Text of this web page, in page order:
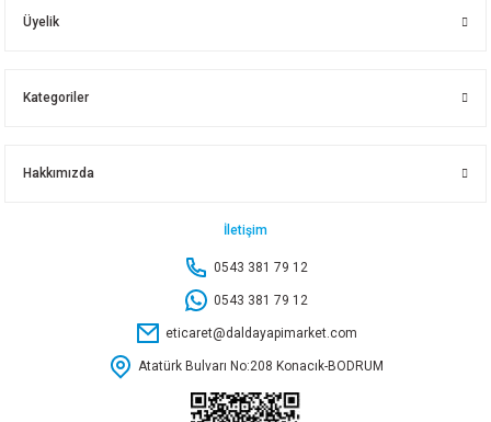
Üyelik
Kategoriler
Hakkımızda
İletişim
0543 381 79 12
0543 381 79 12
eticaret@daldayapimarket.com
Atatürk Bulvarı No:208 Konacık-BODRUM